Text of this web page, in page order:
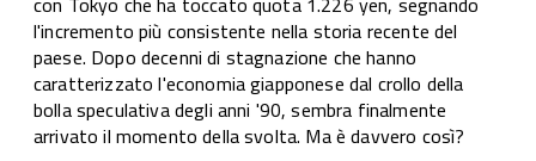
l'incremento più consistente nella storia recente del
paese. Dopo decenni di stagnazione che hanno
caratterizzato l'economia giapponese dal crollo della
bolla speculativa degli anni '90, sembra finalmente
arrivato il momento della svolta. Ma è davvero così?